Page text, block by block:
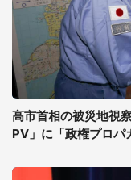
高市首相の被災地視
PV」に「政権プロパ